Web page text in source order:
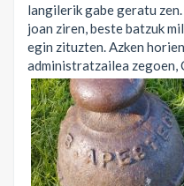
langilerik gabe geratu
joan ziren, beste batzuk
egin zituzten. Azken
administratzailea zegoen,